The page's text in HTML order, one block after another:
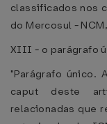
classificados nos
do Mercosul -
XIII - o parágrafo
"Parágrafo
caput deste
relacionadas que